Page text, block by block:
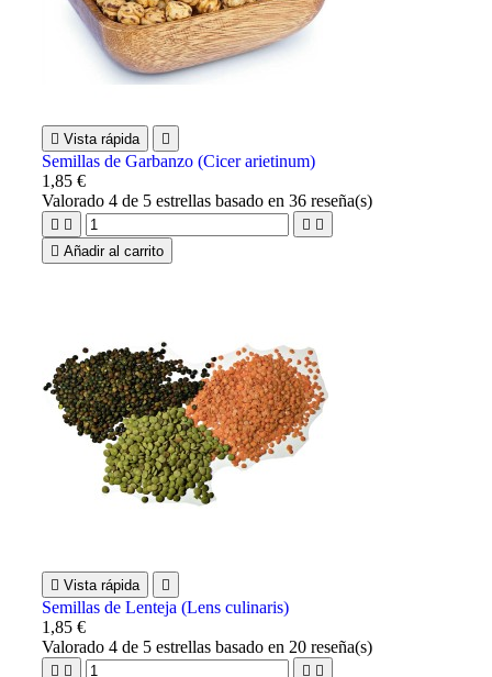
 Vista rápida 
Semillas de Garbanzo (Cicer arietinum)
1,85 €
Valorado4 de 5 estrellas basado en36 reseña(s)
   
 Añadir al carrito
 Vista rápida 
Semillas de Lenteja (Lens culinaris)
1,85 €
Valorado4 de 5 estrellas basado en 20 reseña(s)
   